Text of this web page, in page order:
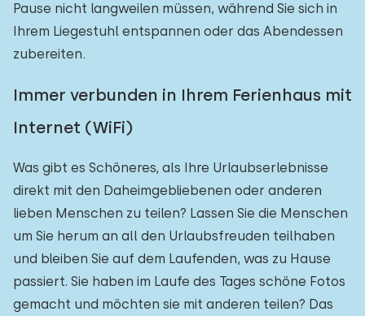
Pause nicht langweilen müssen, während Sie sich in
Ihrem Liegestuhl entspannen oder das Abendessen
zubereiten.
Immer verbunden in Ihrem Ferienhaus mit
Internet (WiFi)
Was gibt es Schöneres, als Ihre Urlaubserlebnisse
direkt mit den Daheimgebliebenen oder anderen
lieben Menschen zu teilen? Lassen Sie die Menschen
um Sie herum an all den Urlaubsfreuden teilhaben
und bleiben Sie auf dem Laufenden, was zu Hause
passiert. Sie haben im Laufe des Tages schöne Fotos
gemacht und möchten sie mit anderen teilen? Das